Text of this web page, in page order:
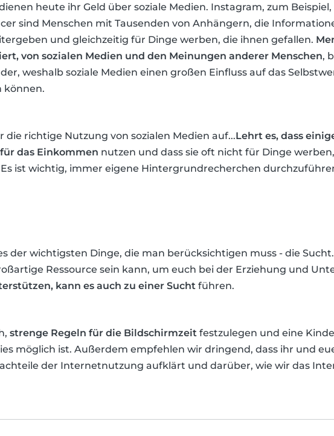
heute ihr Geld über soziale Medien. Instagram, zum Beispiel,
sind Menschen mit Tausenden von Anhängern, die
und gleichzeitig für Dinge werben, die ihnen gefallen.
von sozialen Medien und den Meinungen anderer Menschen,
weshalb soziale Medien einen großen Einfluss auf das
können.
die richtige Nutzung von sozialen Medien auf...Lehrt es, dass
das Einkommen nutzen und dass sie oft nicht für Dinge werben,
ist wichtig, immer eigene Hintergrundrecherchen
der wichtigsten Dinge, die man berücksichtigen muss - die
Ressource sein kann, um euch bei der Erziehung und
kann es auch zu einer Sucht führen.
strenge Regeln für die Bildschirmzeit festzulegen und eine
möglich ist. Außerdem empfehlen wir dringend, dass ihr und
der Internetnutzung aufklärt und darüber, wie wir das